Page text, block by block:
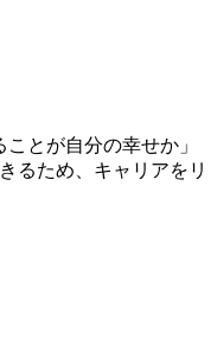
とが自分の幸せか」
るため、キャリアをリ